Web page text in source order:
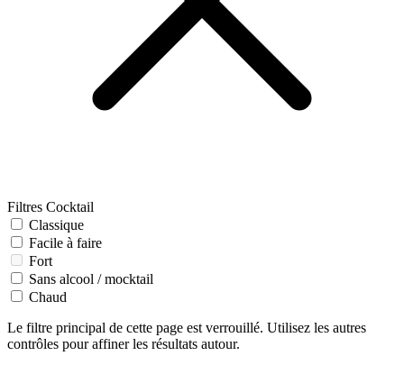
Filtres Cocktail
Classique
Facile à faire
Fort
Sans alcool / mocktail
Chaud
Le filtre principal de cette page est verrouillé. Utilisez les autres
contrôles pour affiner les résultats autour.